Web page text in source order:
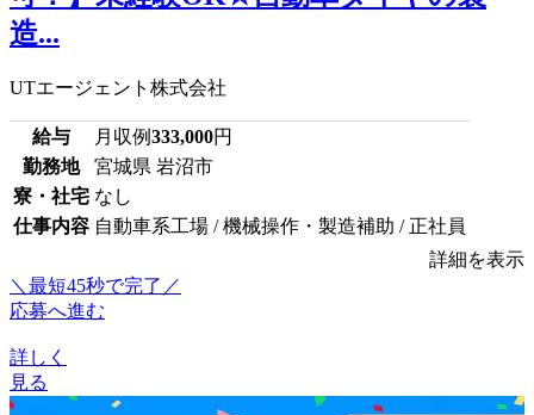
造...
UTエージェント株式会社
給与 月収例333,000円
勤務地
宮城県 岩沼市
寮・社宅 なし
仕事内容 自動車系工場 / 機械操作・製造補助 / 正社員
詳細を表示
＼最短45秒で完了／
応募へ進む
詳しく
見る